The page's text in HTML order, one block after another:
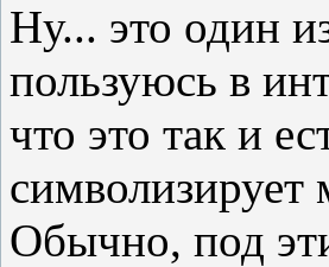
Ну... это один
пользуюсь в
что это так и
Обычно, под